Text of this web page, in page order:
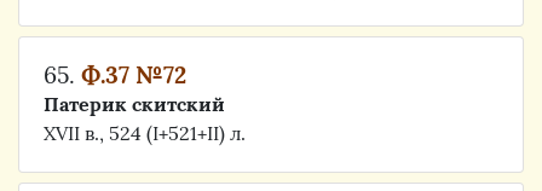
65. Ф.37 №72
Патерик скитский
XVII в., 524 (I+521+II) л.